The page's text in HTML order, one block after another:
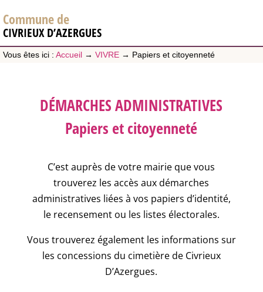
Commune de
CIVRIEUX D’AZERGUES
Vous êtes ici : Accueil → VIVRE → Papiers et citoyenneté
DÉMARCHES ADMINISTRATIVES
Papiers et citoyenneté
C’est auprès de votre mairie que vous
trouverez les accès aux démarches
administratives liées à vos papiers d’identité,
le recensement ou les listes électorales.
Vous trouverez également les informations sur
les concessions du cimetière de Civrieux
D’Azergues.